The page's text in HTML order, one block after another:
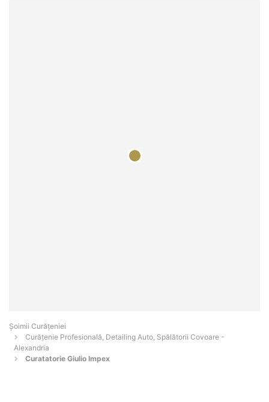
Șoimii Curățeniei
Curățenie Profesională, Detailing Auto, Spălătorii Covoare -
Alexandria
Curatatorie Giulio Impex